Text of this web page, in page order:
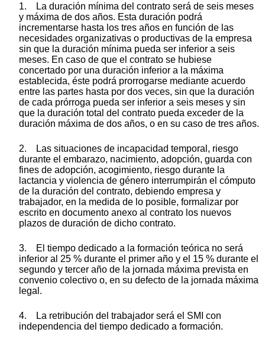
1. La duración mínima del contrato será de seis meses
y máxima de dos años. Esta duración podrá
incrementarse hasta los tres años en función de las
necesidades organizativas o productivas de la empresa
sin que la duración mínima pueda ser inferior a seis
meses. En caso de que el contrato se hubiese
concertado por una duración inferior a la máxima
establecida, éste podrá prorrogarse mediante acuerdo
entre las partes hasta por dos veces, sin que la duración
de cada prórroga pueda ser inferior a seis meses y sin
que la duración total del contrato pueda exceder de la
duración máxima de dos años, o en su caso de tres años.
2. Las situaciones de incapacidad temporal, riesgo
durante el embarazo, nacimiento, adopción, guarda con
fines de adopción, acogimiento, riesgo durante la
lactancia y violencia de género interrumpirán el cómputo
de la duración del contrato, debiendo empresa y
trabajador, en la medida de lo posible, formalizar por
escrito en documento anexo al contrato los nuevos
plazos de duración de dicho contrato.
3. El tiempo dedicado a la formación teórica no será
inferior al 25 % durante el primer año y el 15 % durante el
segundo y tercer año de la jornada máxima prevista en
convenio colectivo o, en su defecto de la jornada máxima
legal.
4. La retribución del trabajador será el SMI con
independencia del tiempo dedicado a formación.